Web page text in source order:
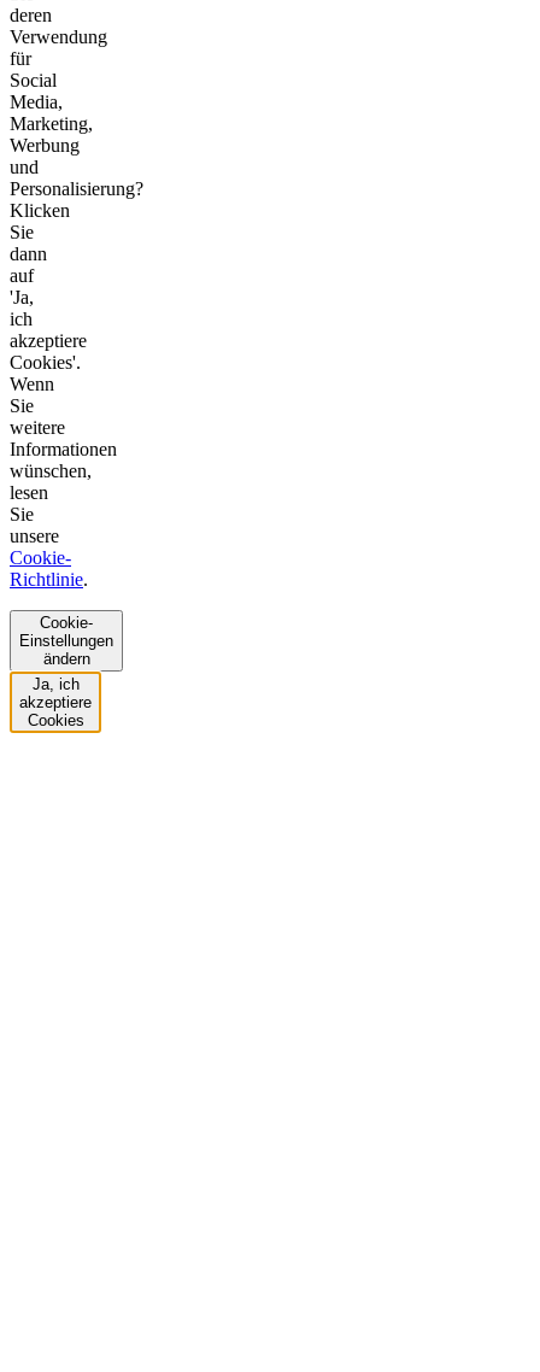
deren
Verwendung
für
Social
Media,
Marketing,
Werbung
und
Personalisierung?
Klicken
Sie
dann
auf
'Ja,
ich
akzeptiere
Cookies'.
Wenn
Sie
weitere
Informationen
wünschen,
lesen
Sie
unsere
Cookie-
Richtlinie.
Cookie-
Einstellungen
ändern
Ja, ich
akzeptiere
Cookies